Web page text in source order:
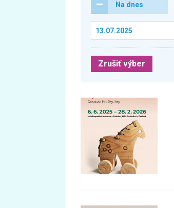
Na dnes
Zrušiť výber